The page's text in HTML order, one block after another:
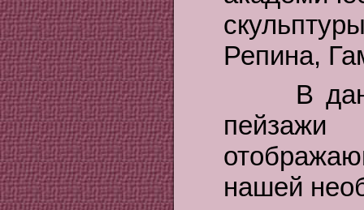
Репина,
В
нашей